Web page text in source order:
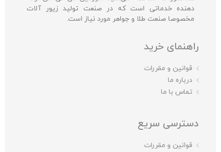
دهنده خدماتی است که در صنعت تولید زیور آلات
مخصوصا صنعت طلا و جواهر مورد نیاز است.
راهنمای خرید
قوانین و مقررات
درباره ما
تماس با ما
دسترسی سریع
قوانین و مقررات